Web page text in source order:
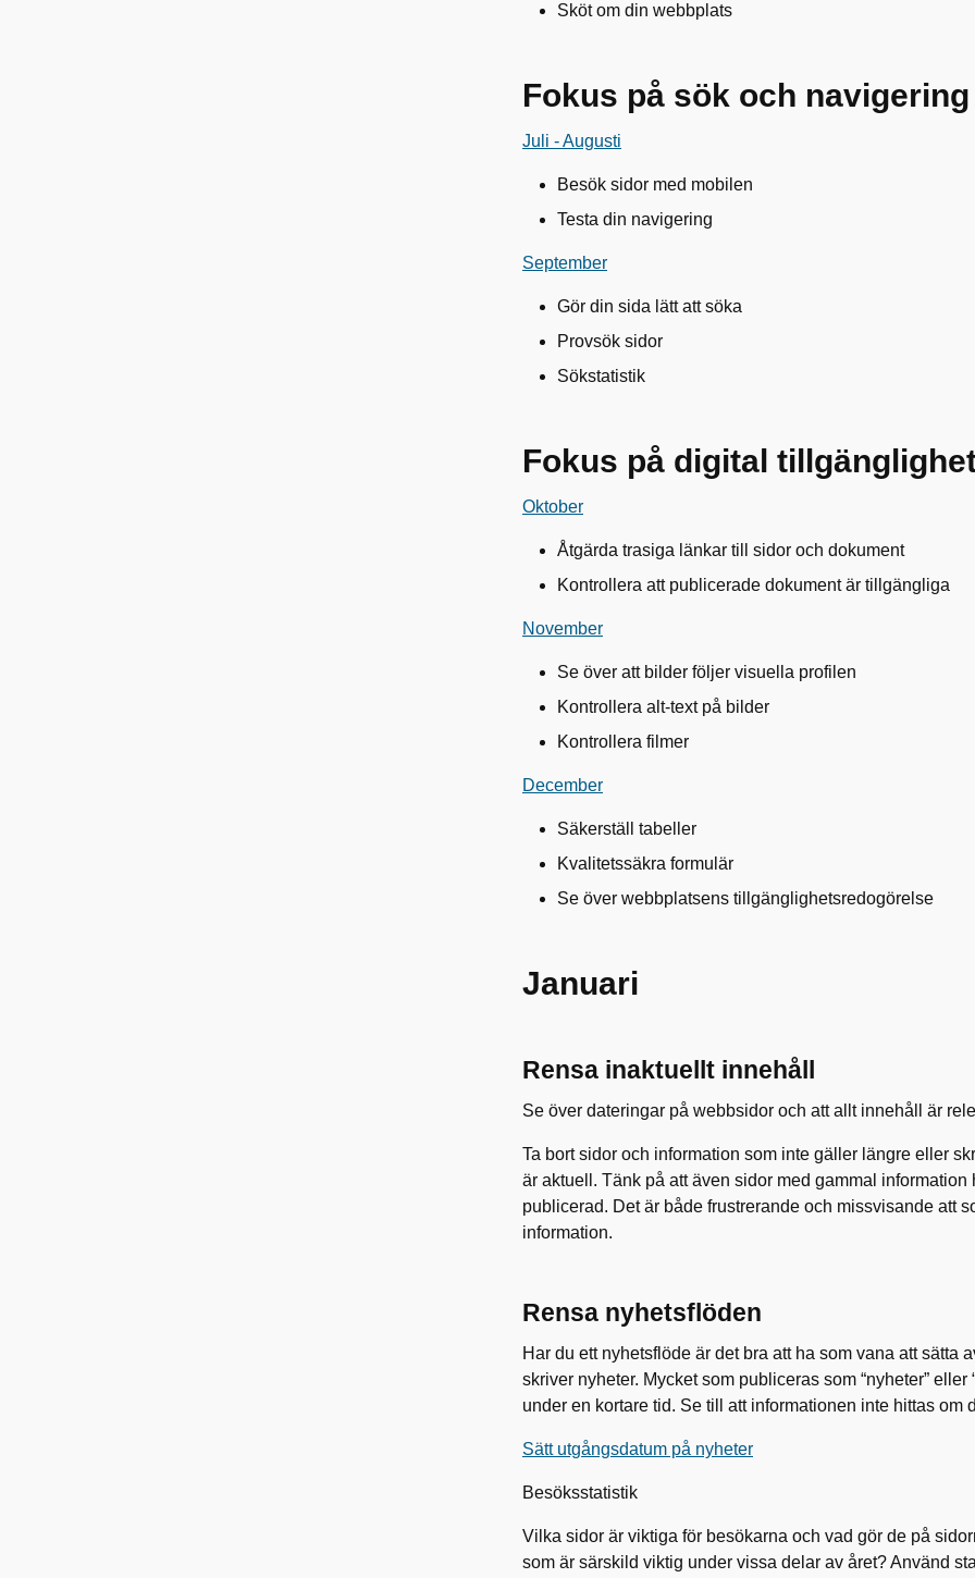
Sköt om din webbplats
Fokus på sök och navigering
Juli - Augusti
Besök sidor med mobilen
Testa din navigering
September
Gör din sida lätt att söka
Provsök sidor
Sökstatistik
Fokus på digital
Oktober
Åtgärda trasiga länkar till sidor och dokument
Kontrollera att publicerade dokument är tillgängliga
November
Se över att bilder följer visuella profilen
Kontrollera alt-text på bilder
Kontrollera filmer
December
Säkerställ tabeller
Kvalitetssäkra formulär
Se över webbplatsens tillgänglighetsredogörelse
Januari
Rensa inaktuellt innehåll
Se över dateringar på webbsidor och att allt innehåll är
Ta bort sidor och information som inte gäller längre eller
är aktuell. Tänk på att även sidor med gammal information
publicerad. Det är både frustrerande och missvisande att
information.
Rensa nyhetsflöden
Har du ett nyhetsflöde är det bra att ha som vana att sätta
skriver nyheter. Mycket som publiceras som “nyheter” eller
under en kortare tid. Se till att informationen inte hittas om
Sätt utgångsdatum på nyheter
Besöksstatistik
Vilka sidor är viktiga för besökarna och vad gör de på
som är särskild viktig under vissa delar av året? Använd